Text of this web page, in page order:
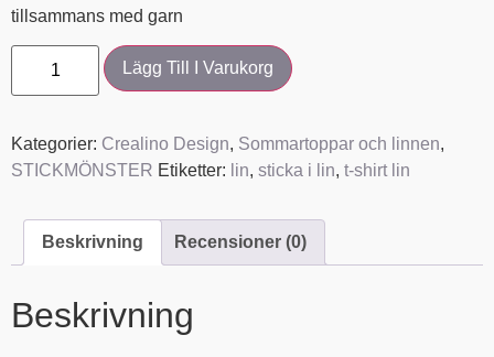
tillsammans med garn
Lägg Till I Varukorg
Kategorier: Crealino Design, Sommartoppar och linnen,
STICKMÖNSTER Etiketter: lin, sticka i lin, t-shirt lin
Beskrivning Recensioner (0)
Beskrivning